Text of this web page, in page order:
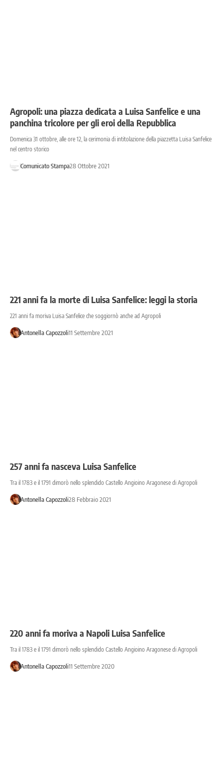
Agropoli: una piazza dedicata a Luisa Sanfelice e una
panchina tricolore per gli eroi della Repubblica
Domenica 31 ottobre, alle ore 12, la cerimonia di intitolazione della piazzetta Luisa Sanfelice
nel centro storico
Comunicato Stampa28 Ottobre 2021
221 anni fa la morte di Luisa Sanfelice: leggi la storia
221 anni fa moriva Luisa Sanfelice che soggiornò anche ad Agropoli
Antonella Capozzoli11 Settembre 2021
257 anni fa nasceva Luisa Sanfelice
Tra il 1783 e il 1791 dimorò nello splendido Castello Angioino Aragonese di Agropoli
Antonella Capozzoli28 Febbraio 2021
220 anni fa moriva a Napoli Luisa Sanfelice
Tra il 1783 e il 1791 dimorò nello splendido Castello Angioino Aragonese di Agropoli
Antonella Capozzoli11 Settembre 2020